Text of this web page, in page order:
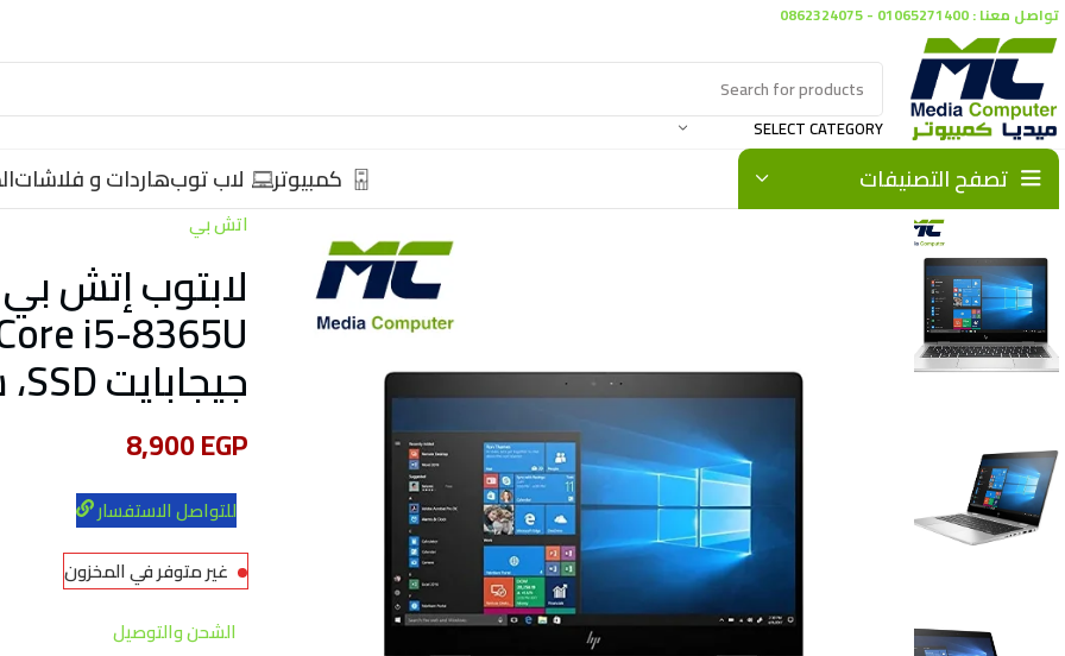
تواصل معنا : 01065271400 - 0862324075
SELECT CATEGORY
تصفح التصنيفات كمبيوتر لاب توبهاردات و فلاشات
اتش بي
جيجابايت SSD، شاشة 13.3 بوصة
8,900EGP
للتواصل الاستفسار
غير متوفر في المخزون
الشحن والتوصيل